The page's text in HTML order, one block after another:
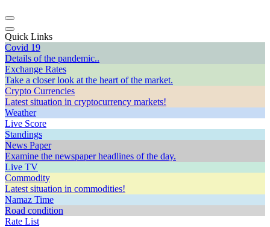
Quick Links
Covid 19
Details of the pandemic..
Exchange Rates
Take a closer look at the heart of the market.
Crypto Currencies
Latest situation in cryptocurrency markets!
Weather
Live Score
Standings
News Paper
Examine the newspaper headlines of the day.
Live TV
Commodity
Latest situation in commodities!
Namaz Time
Road condition
Rate List